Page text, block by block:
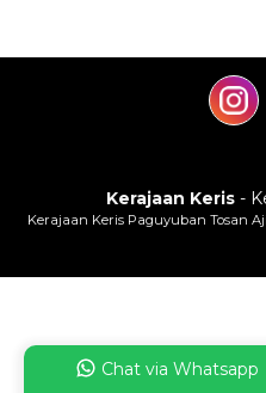
Kerajaan Keris-
Kerajaan Keris Paguyuban Tosan
Chat via Whatsapp